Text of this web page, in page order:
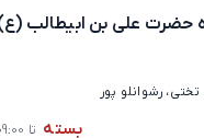
حضرت علی بن ابیطالب
رشوانلو پور
بسته تا 09:00